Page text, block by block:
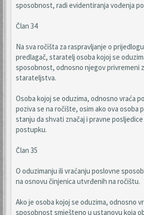
sposobnost, radi evidentiranja vođenja
Član 34
Na sva ročišta za raspravljanje o
predlagač, staratelj osoba kojoj se
sposobnost, odnosno njegov privremeni
starateljstva.
Osoba kojoj se oduzima, odnosno vraća
poziva se na ročište, osim ako ova osoba
stanju da shvati značaj i pravne
postupku.
Član 35
O oduzimanju ili vraćanju poslovne
na osnovu činjenica utvrđenih na ročištu.
Ako je osoba kojoj se oduzima, odnosno
sposobnost smješteno u ustanovu koja